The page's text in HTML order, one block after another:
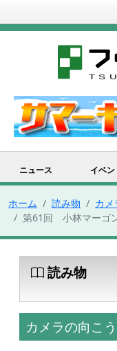
ニュース イベ
ホーム 読み物
カメ
第61回 小林マーゴ
読み物
カメラの向こ